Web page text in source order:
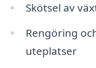
Skötsel av
Rengöring
uteplatser